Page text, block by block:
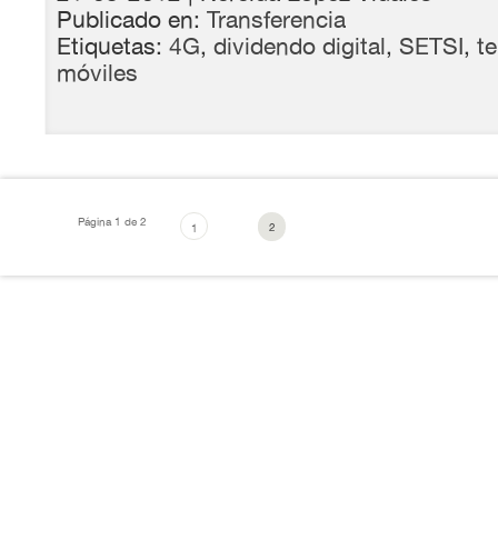
Publicado en: Transferencia
Etiquetas: 4G, dividendo digital, SETSI,
móviles
Página 1 de 2 1 2